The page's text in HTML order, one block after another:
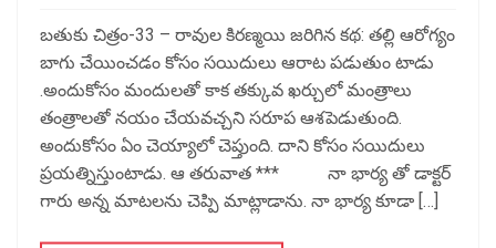
బతుకు చిత్రం-33 – రావుల కిరణ్మయి జరిగిన కథ: తల్లి ఆరోగ్యం
బాగు చేయించడం కోసం సయిదులు ఆరాట పడుతుం టాడు
.అందుకోసం మందులతో కాక తక్కువ ఖర్చులో మంత్రాలు
తంత్రాలతో నయం చేయవచ్చని సరూప ఆశపెడుతుంది.
అందుకోసం ఏం చెయ్యాలో చెప్తుంది. దాని కోసం సయిదులు
ప్రయత్నిస్తుంటాడు. ఆ తరువాత *** నా భార్య తో డాక్టర్
గారు అన్న మాటలను చెప్పి మాట్లాడాను. నా భార్య కూడా […]